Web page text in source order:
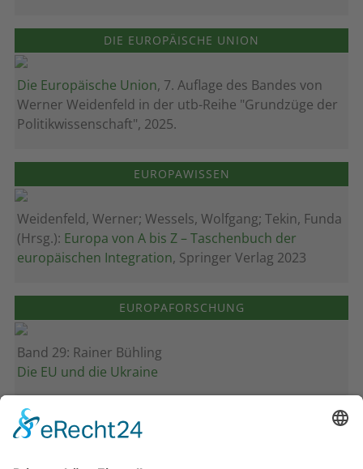
DIE EUROPÄISCHE UNION
Die Europäische Union, 7. Auflage des Bandes von
Werner Weidenfeld in der utb-Reihe "Grundzüge der
Politikwissenschaft", 2025.
EUROPAWISSEN
Weidenfeld, Werner; Wessels, Wolfgang; Tekin, Funda
(Hrsg.): Europa von A bis Z – Taschenbuch der
europäischen Integration, Springer Verlag 2023
EUROPAFORSCHUNG
Band 29: Rainer Bühling
Die EU und die Ukraine
Band 28: Andrea Zeller
Eurorettung um jeden Preis?